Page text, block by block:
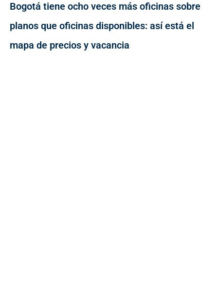
Bogotá tiene ocho veces más oficinas sobre
planos que oficinas disponibles: así está el
mapa de precios y vacancia